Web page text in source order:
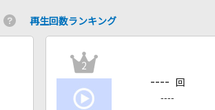
再生回数ランキング
2
---- 回
----